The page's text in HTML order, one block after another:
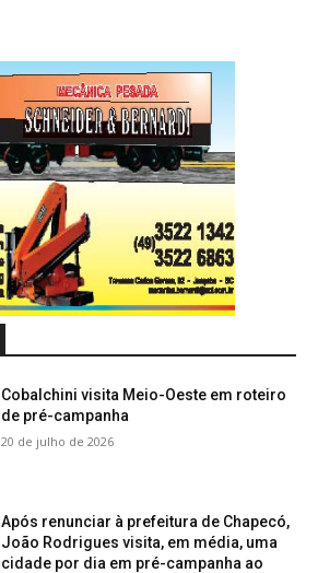
Cobalchini visita Meio-Oeste em roteiro
de pré-campanha
20 de julho de 2026
Após renunciar à prefeitura de Chapecó,
João Rodrigues visita, em média, uma
cidade por dia em pré-campanha ao